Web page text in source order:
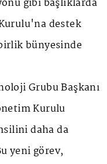
gibi başlıklarda
destek
bünyesinde
Grubu Başkanı
Kurulu
daha da
yeni görev,